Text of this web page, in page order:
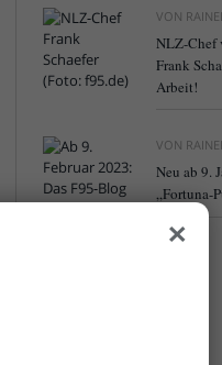
VON
NLZ-Chef
Frank
Arbeit!
VON
Neu ab 9.
„Fortuna-
×